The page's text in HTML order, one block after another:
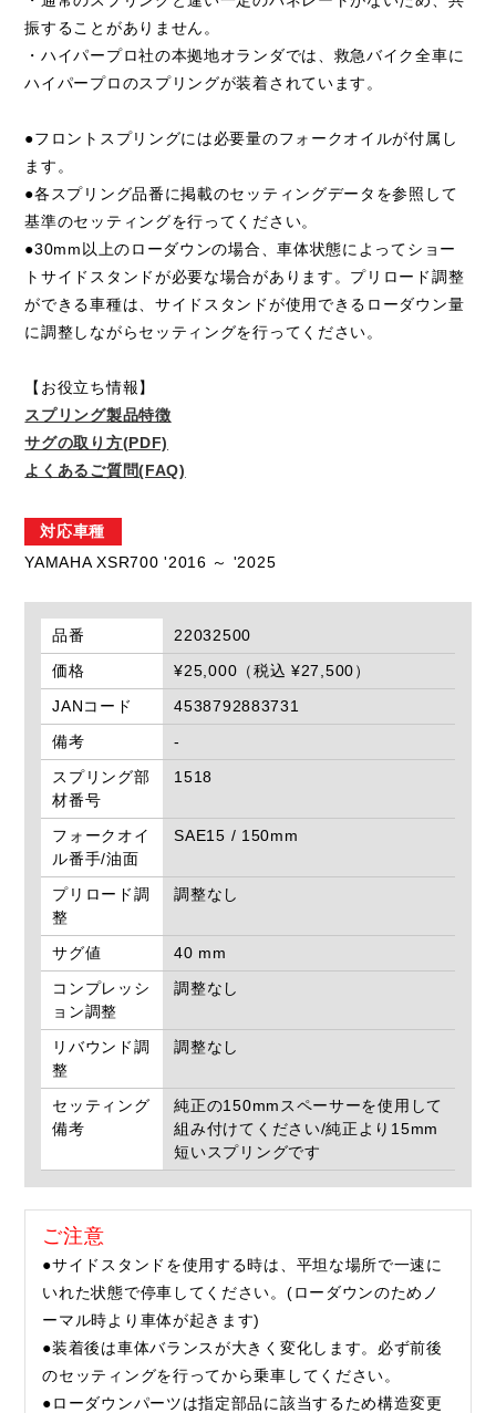
振することがありません。
・ハイパープロ社の本拠地オランダでは、救急バイク全車に
ハイパープロのスプリングが装着されています。
●フロントスプリングには必要量のフォークオイルが付属し
ます。
●各スプリング品番に掲載のセッティングデータを参照して
基準のセッティングを行ってください。
●30mm以上のローダウンの場合、車体状態によってショー
トサイドスタンドが必要な場合があります。プリロード調整
ができる車種は、サイドスタンドが使用できるローダウン量
に調整しながらセッティングを行ってください。
【お役立ち情報】
スプリング製品特徴
サグの取り方(PDF)
よくあるご質問(FAQ)
対応車種
YAMAHA XSR700 '2016 ～ '2025
品番
22032500
価格
¥25,000（税込 ¥27,500）
JANコード
4538792883731
備考
-
スプリング部
材番号
1518
フォークオイ
ル番手/油面
SAE15 / 150mm
プリロード調
整
調整なし
サグ値
40 mm
コンプレッシ
ョン調整
調整なし
リバウンド調
整
調整なし
セッティング
備考
純正の150mmスペーサーを使用して
組み付けてください/純正より15mm
短いスプリングです
ご注意
●サイドスタンドを使用する時は、平坦な場所で一速に
いれた状態で停車してください。(ローダウンのためノ
ーマル時より車体が起きます)
●装着後は車体バランスが大きく変化します。必ず前後
のセッティングを行ってから乗車してください。
●ローダウンパーツは指定部品に該当するため構造変更